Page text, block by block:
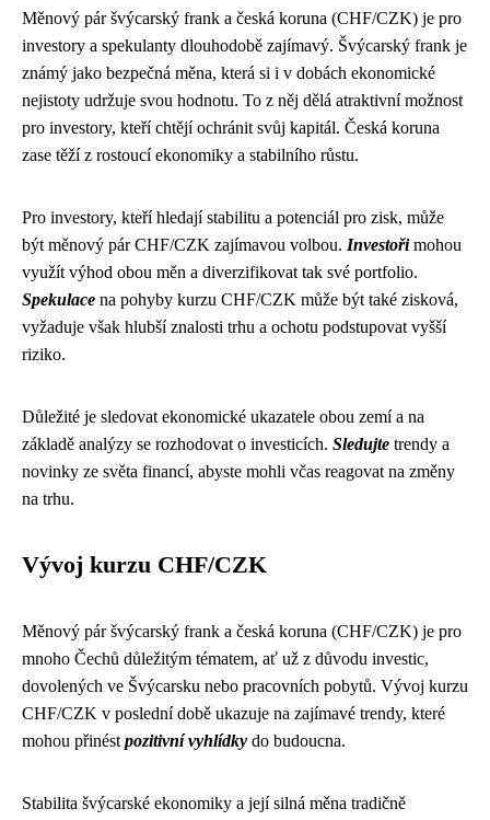
Měnový pár švýcarský frank a česká koruna (CHF/CZK) je pro
investory a spekulanty dlouhodobě zajímavý. Švýcarský frank je
známý jako bezpečná měna, která si i v dobách ekonomické
nejistoty udržuje svou hodnotu. To z něj dělá atraktivní možnost
pro investory, kteří chtějí ochránit svůj kapitál. Česká koruna
zase těží z rostoucí ekonomiky a stabilního růstu.
Pro investory, kteří hledají stabilitu a potenciál pro zisk, může
být měnový pár CHF/CZK zajímavou volbou. Investořimohou
využít výhod obou měn a diverzifikovat tak své portfolio.
Spekulace na pohyby kurzu CHF/CZK může být také zisková,
vyžaduje však hlubší znalosti trhu a ochotu podstupovat vyšší
riziko.
Důležité je sledovat ekonomické ukazatele obou zemí a na
základě analýzy se rozhodovat o investicích. Sledujte trendy a
novinky ze světa financí, abyste mohli včas reagovat na změny
na trhu.
Vývoj kurzu CHF/CZK
Měnový pár švýcarský frank a česká koruna (CHF/CZK) je pro
mnoho Čechů důležitým tématem, ať už z důvodu investic,
dovolených ve Švýcarsku nebo pracovních pobytů. Vývoj kurzu
CHF/CZK v poslední době ukazuje na zajímavé trendy, které
mohou přinést pozitivní vyhlídky do budoucna.
Stabilita švýcarské ekonomiky a její silná měna tradičně